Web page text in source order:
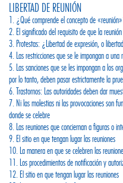
LIBERTAD DE REUNIÓN
1. ¿Qué comprende el concepto de
2. El significado del requisito de que la
3. Protestas: ¿Libertad de expresión, o
4. Las restricciones que se le impongan a
5. Las sanciones que se les impongan a los
por lo tanto, deben pasar estrictamente la
6. Trastornos: Las autoridades deben dar
7. Ni las molestias ni las provocaciones son
donde se celebre
8. Las reuniones que conciernan a figuras o
9. El sitio en que tengan lugar las reuniones
10. La manera en que se celebren las
11. Los procedimientos de notificación y
12. El sitio en que tengan lugar las reuniones